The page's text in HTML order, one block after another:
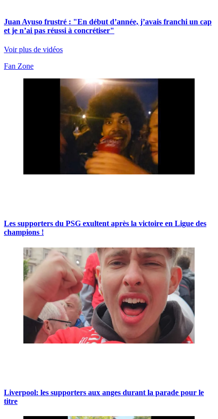
Juan Ayuso frustré : "En début d’année, j’avais franchi un cap
et je n’ai pas réussi à concrétiser"
Voir plus de vidéos
Fan Zone
Les supporters du PSG exultent après la victoire en Ligue des
champions !
Liverpool: les supporters aux anges durant la parade pour le
titre